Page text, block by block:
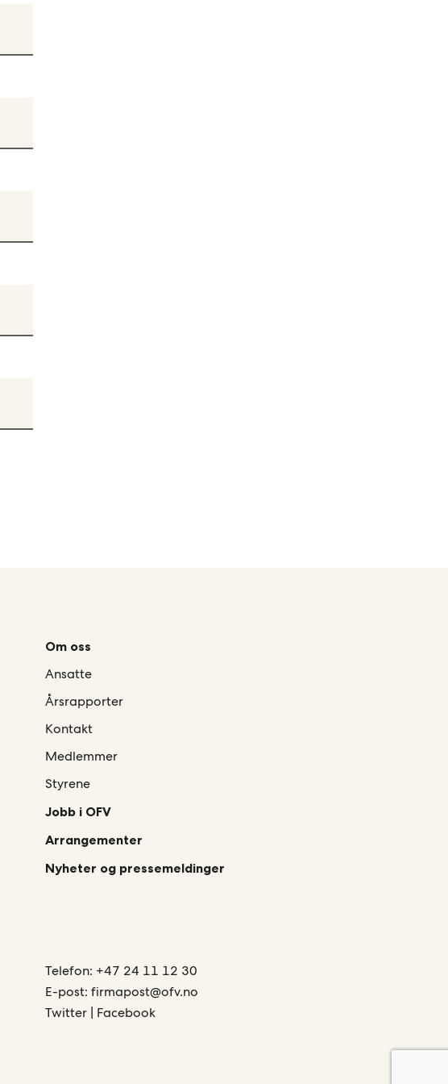
Om oss
Ansatte
Årsrapporter
Kontakt
Medlemmer
Styrene
Jobb i OFV
Arrangementer
Nyheter og pressemeldinger
Telefon: +47 24 11 12 30
E-post:firmapost@ofv.no
Twitter | Facebook